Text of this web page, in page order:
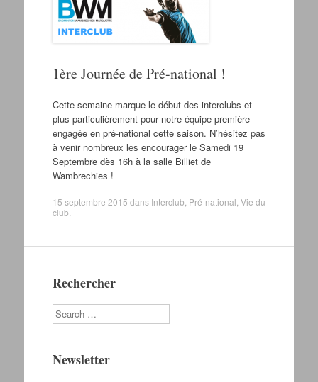
1ère Journée de Pré-national !
Cette semaine marque le début des interclubs et
plus particulièrement pour notre équipe première
engagée en pré-national cette saison. N’hésitez pas
à venir nombreux les encourager le Samedi 19
Septembre dès 16h à la salle Billiet de
Wambrechies !
15 septembre 2015 dans Interclub Pré-national Vie du
club
Rechercher
Search
Newsletter